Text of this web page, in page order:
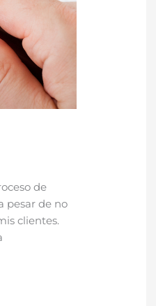
de
pesar de no
clientes.